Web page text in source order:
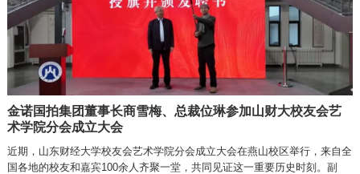
金诺国拍集团董事长商雪梅、总裁位琳参加山财大校友会艺
术学院分会成立大会
近期，山东财经大学校友会艺术学院分会成立大会在燕山校区举行，来自全
国各地的校友和嘉宾100余人齐聚一堂，共同见证这一重要历史时刻。副